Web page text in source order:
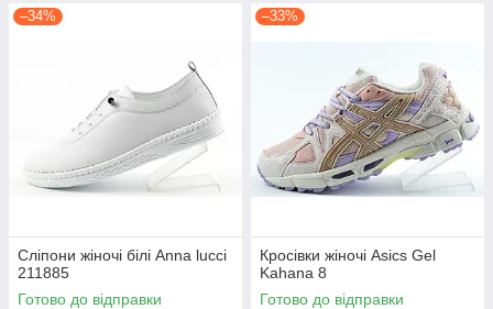
–34%
Сліпони жіночі білі Anna lucci
211885
Готово до відправки
–33%
Кросівки жіночі Asics Gel
Kahana 8
Готово до відправки